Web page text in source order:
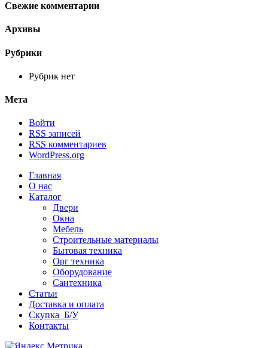
Свежие комментарии
Архивы
Рубрики
Рубрик нет
Мета
Войти
RSS записей
RSS комментариев
WordPress.org
Главная
О нас
Каталог
Двери
Окна
Мебель
Строительные материалы
Бытовая техника
Орг техника
Оборудование
Сантехника
Статьи
Доставка и оплата
Скупка Б/У
Контакты